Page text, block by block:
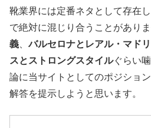
靴業界には定番ネタとして存在
で絶対に混じり合うことがありま
義 、バルセロナとレアル・マド
スとストロングスタイルぐらい
論に当サイトとしてのポジショ
解答を提示しようと思います。